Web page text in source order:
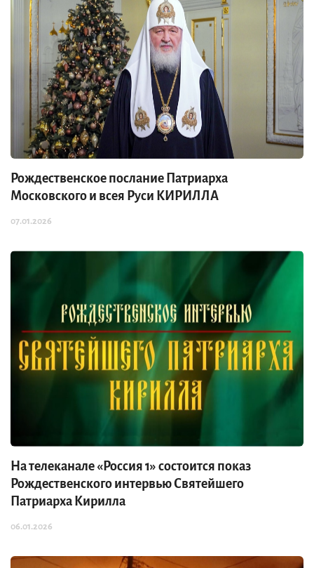
Рождественское послание Патриарха
Московского и всея Руси КИРИЛЛА
07.01.2026
На телеканале «Россия 1» состоится показ
Рождественского интервью Святейшего
Патриарха Кирилла
06.01.2026